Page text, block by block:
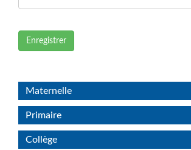
Enregistrer
Maternelle
Primaire
Collège